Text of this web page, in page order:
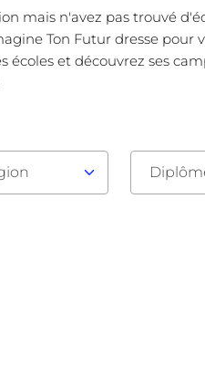
mais n'avez pas trouvé
Ton Futur dresse pour
et découvrez ses